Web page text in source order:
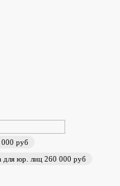
000 руб
для юр. лиц 260 000 руб